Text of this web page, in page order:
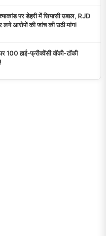
पर डेहरी में सियासी उबाल, RJD
लगे आरोपों की जांच की उठी मांग!
100 हाई-फ्रीक्वेंसी वॉकी-टॉकी